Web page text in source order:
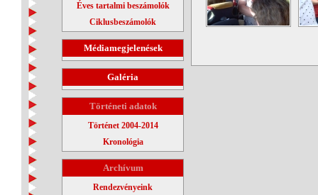
Éves tartalmi beszámolók
Ciklusbeszámolók
Médiamegjelenések
Galéria
Történeti adatok
Történet 2004-2014
Kronológia
Archívum
Rendezvényeink